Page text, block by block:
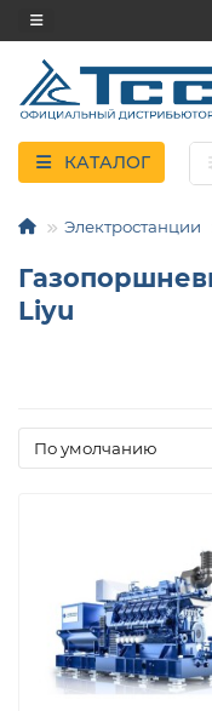
КАТАЛОГ
Электростанции
Liyu